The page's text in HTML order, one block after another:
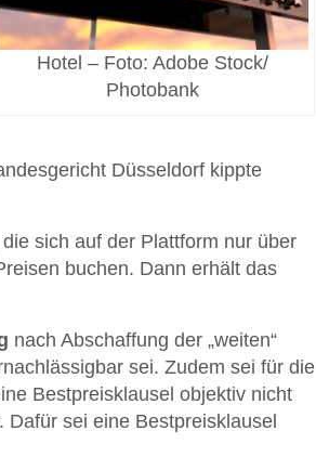
Hotel – Foto: Adobe Stock/
Photobank
Düsseldorf kippte
die sich auf der Plattform nur über
buchen. Dann erhält das
nach Abschaffung der „weiten“
sei. Zudem sei für die
Bestpreisklausel objektiv nicht
sei eine Bestpreisklausel